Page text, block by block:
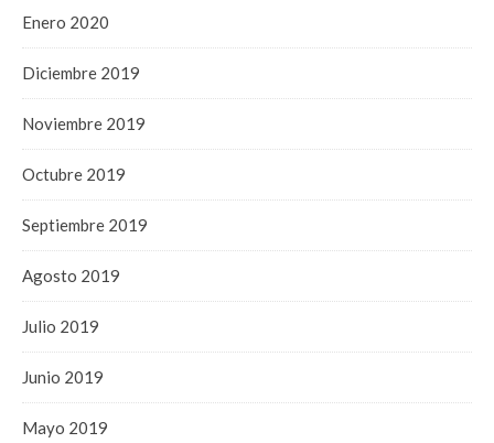
Enero 2020
Diciembre 2019
Noviembre 2019
Octubre 2019
Septiembre 2019
Agosto 2019
Julio 2019
Junio 2019
Mayo 2019